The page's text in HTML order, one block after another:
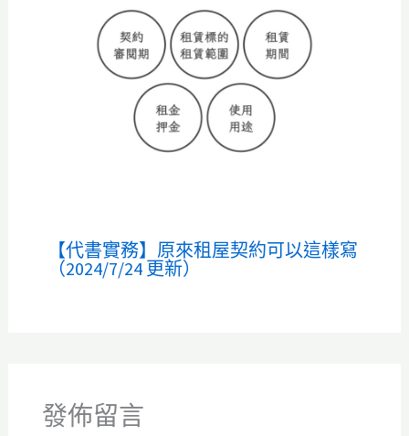
【代書實務】原來租屋契約可以這樣寫
（2024/7/24 更新）
發佈留言